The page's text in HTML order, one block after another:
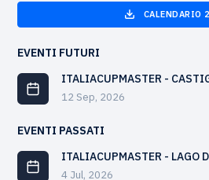
CALENDARIO
EVENTI FUTURI
ITALIACUPMASTER -
12 Sep, 2026
EVENTI PASSATI
ITALIACUPMASTER - LAGO
4 Jul, 2026